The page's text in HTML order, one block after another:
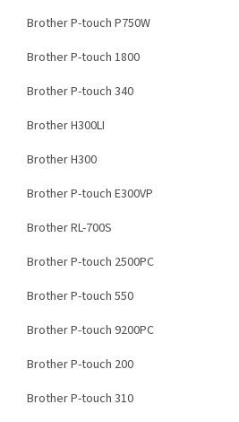
Brother P-touch P750W
Brother P-touch 1800
Brother P-touch 340
Brother H300LI
Brother H300
Brother P-touch E300VP
Brother RL-700S
Brother P-touch 2500PC
Brother P-touch 550
Brother P-touch 9200PC
Brother P-touch 200
Brother P-touch 310